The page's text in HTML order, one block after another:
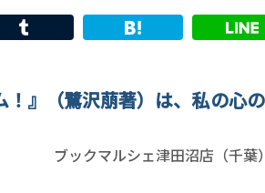
』（鷺沢萠著）は、私の心
ブックマルシェ津田沼店（千